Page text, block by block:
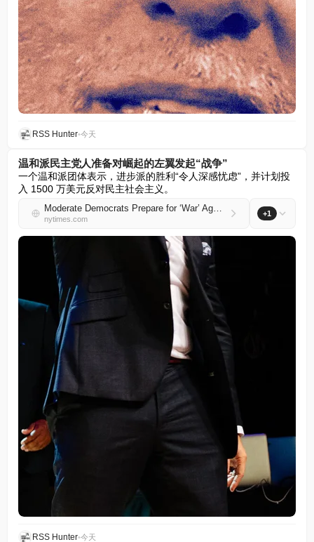
RSS Hunter•今天
温和派民主党人准备对崛起的左翼发起“战争”
一个温和派团体表示，进步派的胜利“令人深感忧虑”，并计划投
入 1500 万美元反对民主社会主义。
Moderate Democrats Prepare for ‘War’ Against an Ascendant Left
nytimes.com
+1
RSS Hunter•今天